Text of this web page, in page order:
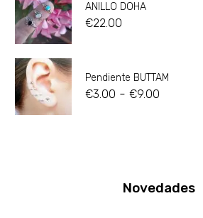
ANILLO DOHA
€22.00
Pendiente BUTTAM
€3.00 - €9.00
Novedades